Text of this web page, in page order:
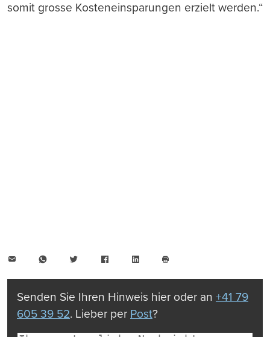
somit grosse Kosteneinsparungen erzielt werden.“
WhatsAppTwitter FacebookLinkedIn
drucken
Senden Sie Ihren Hinweis hier oder an +41 79
605 39 52. Lieber per Post?